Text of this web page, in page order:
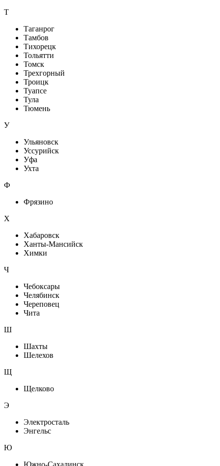
Т
Таганрог
Тамбов
Тихорецк
Тольятти
Томск
Трехгорный
Троицк
Туапсе
Тула
Тюмень
У
Ульяновск
Уссурийск
Уфа
Ухта
Ф
Фрязино
Х
Хабаровск
Ханты-Мансийск
Химки
Ч
Чебоксары
Челябинск
Череповец
Чита
Ш
Шахты
Шелехов
Щ
Щелково
Э
Электросталь
Энгельс
Ю
Южно-Сахалинск